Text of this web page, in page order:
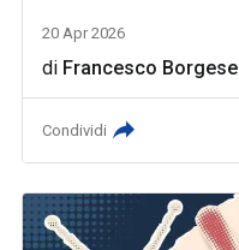
20 Apr 2026
di Francesco Borgese
Condividi